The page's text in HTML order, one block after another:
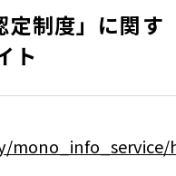
制度」に関す
ト